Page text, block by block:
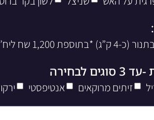
1,200 שח ליח’
לבחירה
זיתים מרוקאים אנטיפסטי